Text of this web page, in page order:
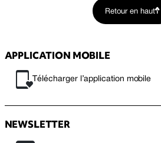
Retour en haut
APPLICATION MOBILE
Télécharger l’application mobile
NEWSLETTER